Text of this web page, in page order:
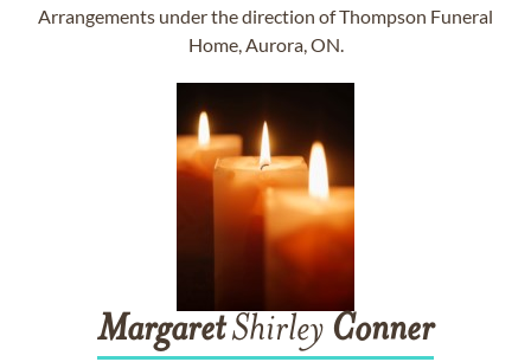
Arrangements under the direction of Thompson Funeral
Home, Aurora, ON.
MargaretShirley Conner